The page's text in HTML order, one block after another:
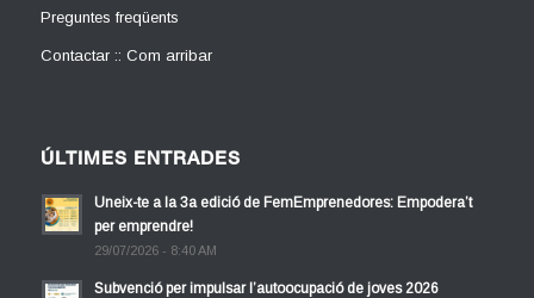
Preguntes freqüents
Contactar :: Com arribar
ÚLTIMES ENTRADES
Uneix-te a la 3a edició de FemEmprenedores: Empodera’t
per emprendre!
29/07/2026 - 8:40 AM
Subvenció per impulsar l’autoocupació de joves 2026